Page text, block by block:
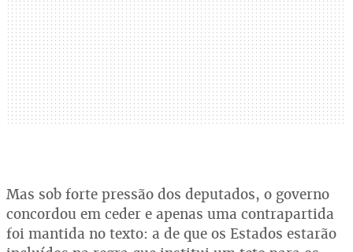
Mas sob forte pressão dos deputados, o governo
concordou em ceder e apenas uma contrapartida
foi mantida no texto: a de que os Estados estarão